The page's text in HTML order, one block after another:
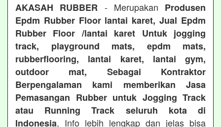
AKASAH RUBBER - Merupakan Produsen
Epdm Rubber Floor lantai karet, Jual Epdm
Rubber Floor /lantai karet Untuk jogging
track, playground mats, epdm mats,
rubberflooring, lantai karet, lantai gym,
outdoor mat, Sebagai Kontraktor
Berpengalaman kami memberikan Jasa
Pemasangan Rubber untuk Jogging Track
atau Running Track seluruh kota di
Indonesia, Info lebih lengkap dan jelas bisa